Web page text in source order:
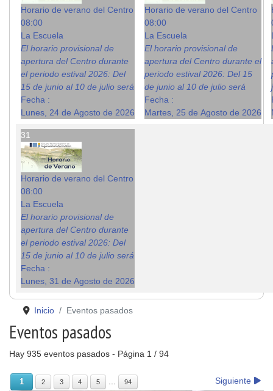
Horario de verano del Centro
08:00
La Escuela
El horario provisional de
apertura del Centro durante
el periodo estival 2026: Del
15 de junio al 10 de julio será
Fecha :
Lunes, 24 de Agosto de 2026
Horario de verano del Centro
08:00
La Escuela
El horario provisional de
apertura del Centro durante el
periodo estival 2026: Del 15
de junio al 10 de julio será
Fecha :
Martes, 25 de Agosto de 2026
31
Horario de verano del Centro
08:00
La Escuela
El horario provisional de
apertura del Centro durante
el periodo estival 2026: Del
15 de junio al 10 de julio será
Fecha :
Lunes, 31 de Agosto de 2026
Inicio Eventos pasados
Eventos pasados
Hay 935 eventos pasados - Página 1 / 94
1 2 3 4 5 94
Siguiente